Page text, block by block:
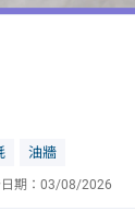
Lam
油牆
期： 03/08/2026